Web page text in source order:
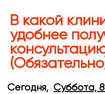
В какой
удобнее
Сегодня, Суббота,